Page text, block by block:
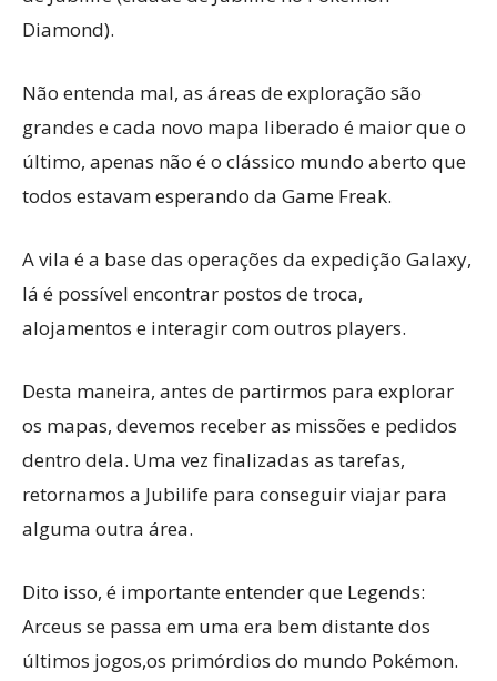
Diamond).
Não entenda mal, as áreas de exploração são
grandes e cada novo mapa liberado é maior que o
último, apenas não é o clássico mundo aberto que
todos estavam esperando da Game Freak.
A vila é a base das operações da expedição Galaxy,
lá é possível encontrar postos de troca,
alojamentos e interagir com outros players.
Desta maneira, antes de partirmos para explorar
os mapas, devemos receber as missões e pedidos
dentro dela. Uma vez finalizadas as tarefas,
retornamos a Jubilife para conseguir viajar para
alguma outra área.
Dito isso, é importante entender que Legends:
Arceus se passa em uma era bem distante dos
últimos jogos,os primórdios do mundo Pokémon.